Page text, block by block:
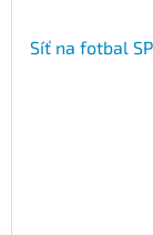
Síť na fotbal